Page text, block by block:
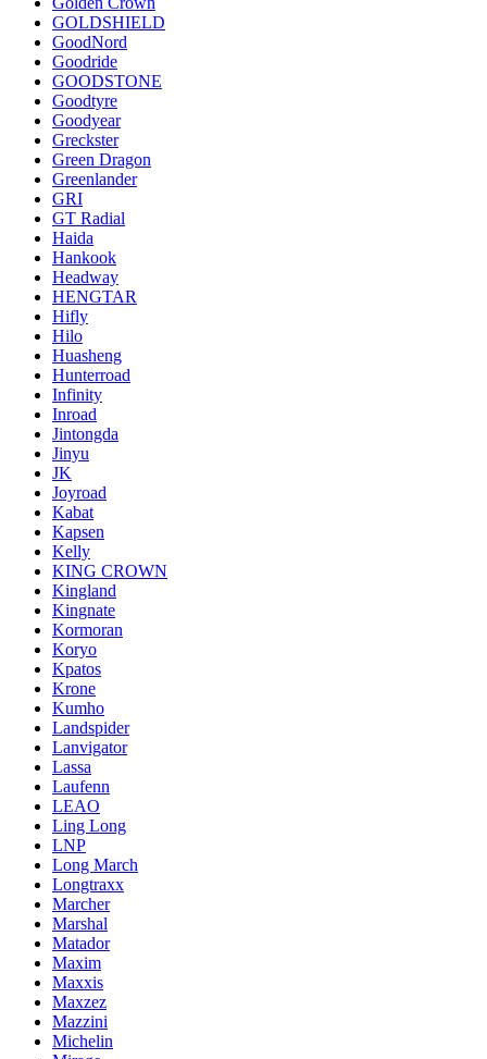
GOLDSHIELD
GoodNord
Goodride
GOODSTONE
Goodtyre
Goodyear
Greckster
Green Dragon
Greenlander
GRI
GT Radial
Haida
Hankook
Headway
HENGTAR
Hifly
Hilo
Huasheng
Hunterroad
Infinity
Inroad
Jintongda
Jinyu
JK
Joyroad
Kabat
Kapsen
Kelly
KING CROWN
Kingland
Kingnate
Kormoran
Koryo
Kpatos
Krone
Kumho
Landspider
Lanvigator
Lassa
Laufenn
LEAO
Ling Long
LNP
Long March
Longtraxx
Marcher
Marshal
Matador
Maxim
Maxxis
Maxzez
Mazzini
Michelin